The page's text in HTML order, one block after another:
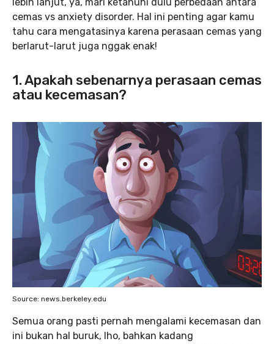
cemas vs anxiety disorder. Hal ini penting agar kamu
tahu cara mengatasinya karena perasaan cemas yang
berlarut-larut juga nggak enak!
1. Apakah sebenarnya perasaan cemas
atau kecemasan?
Source: news.berkeley.edu
Semua orang pasti pernah mengalami kecemasan dan
ini bukan hal buruk, lho, bahkan kadang